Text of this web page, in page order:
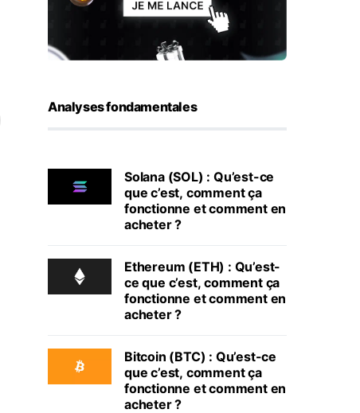
Analyses fondamentales
Solana (SOL) : Qu’est-ce
que c’est, comment ça
fonctionne et comment en
acheter ?
Ethereum (ETH) : Qu’est-
ce que c’est, comment ça
fonctionne et comment en
acheter ?
Bitcoin (BTC) : Qu’est-ce
que c’est, comment ça
fonctionne et comment en
acheter ?